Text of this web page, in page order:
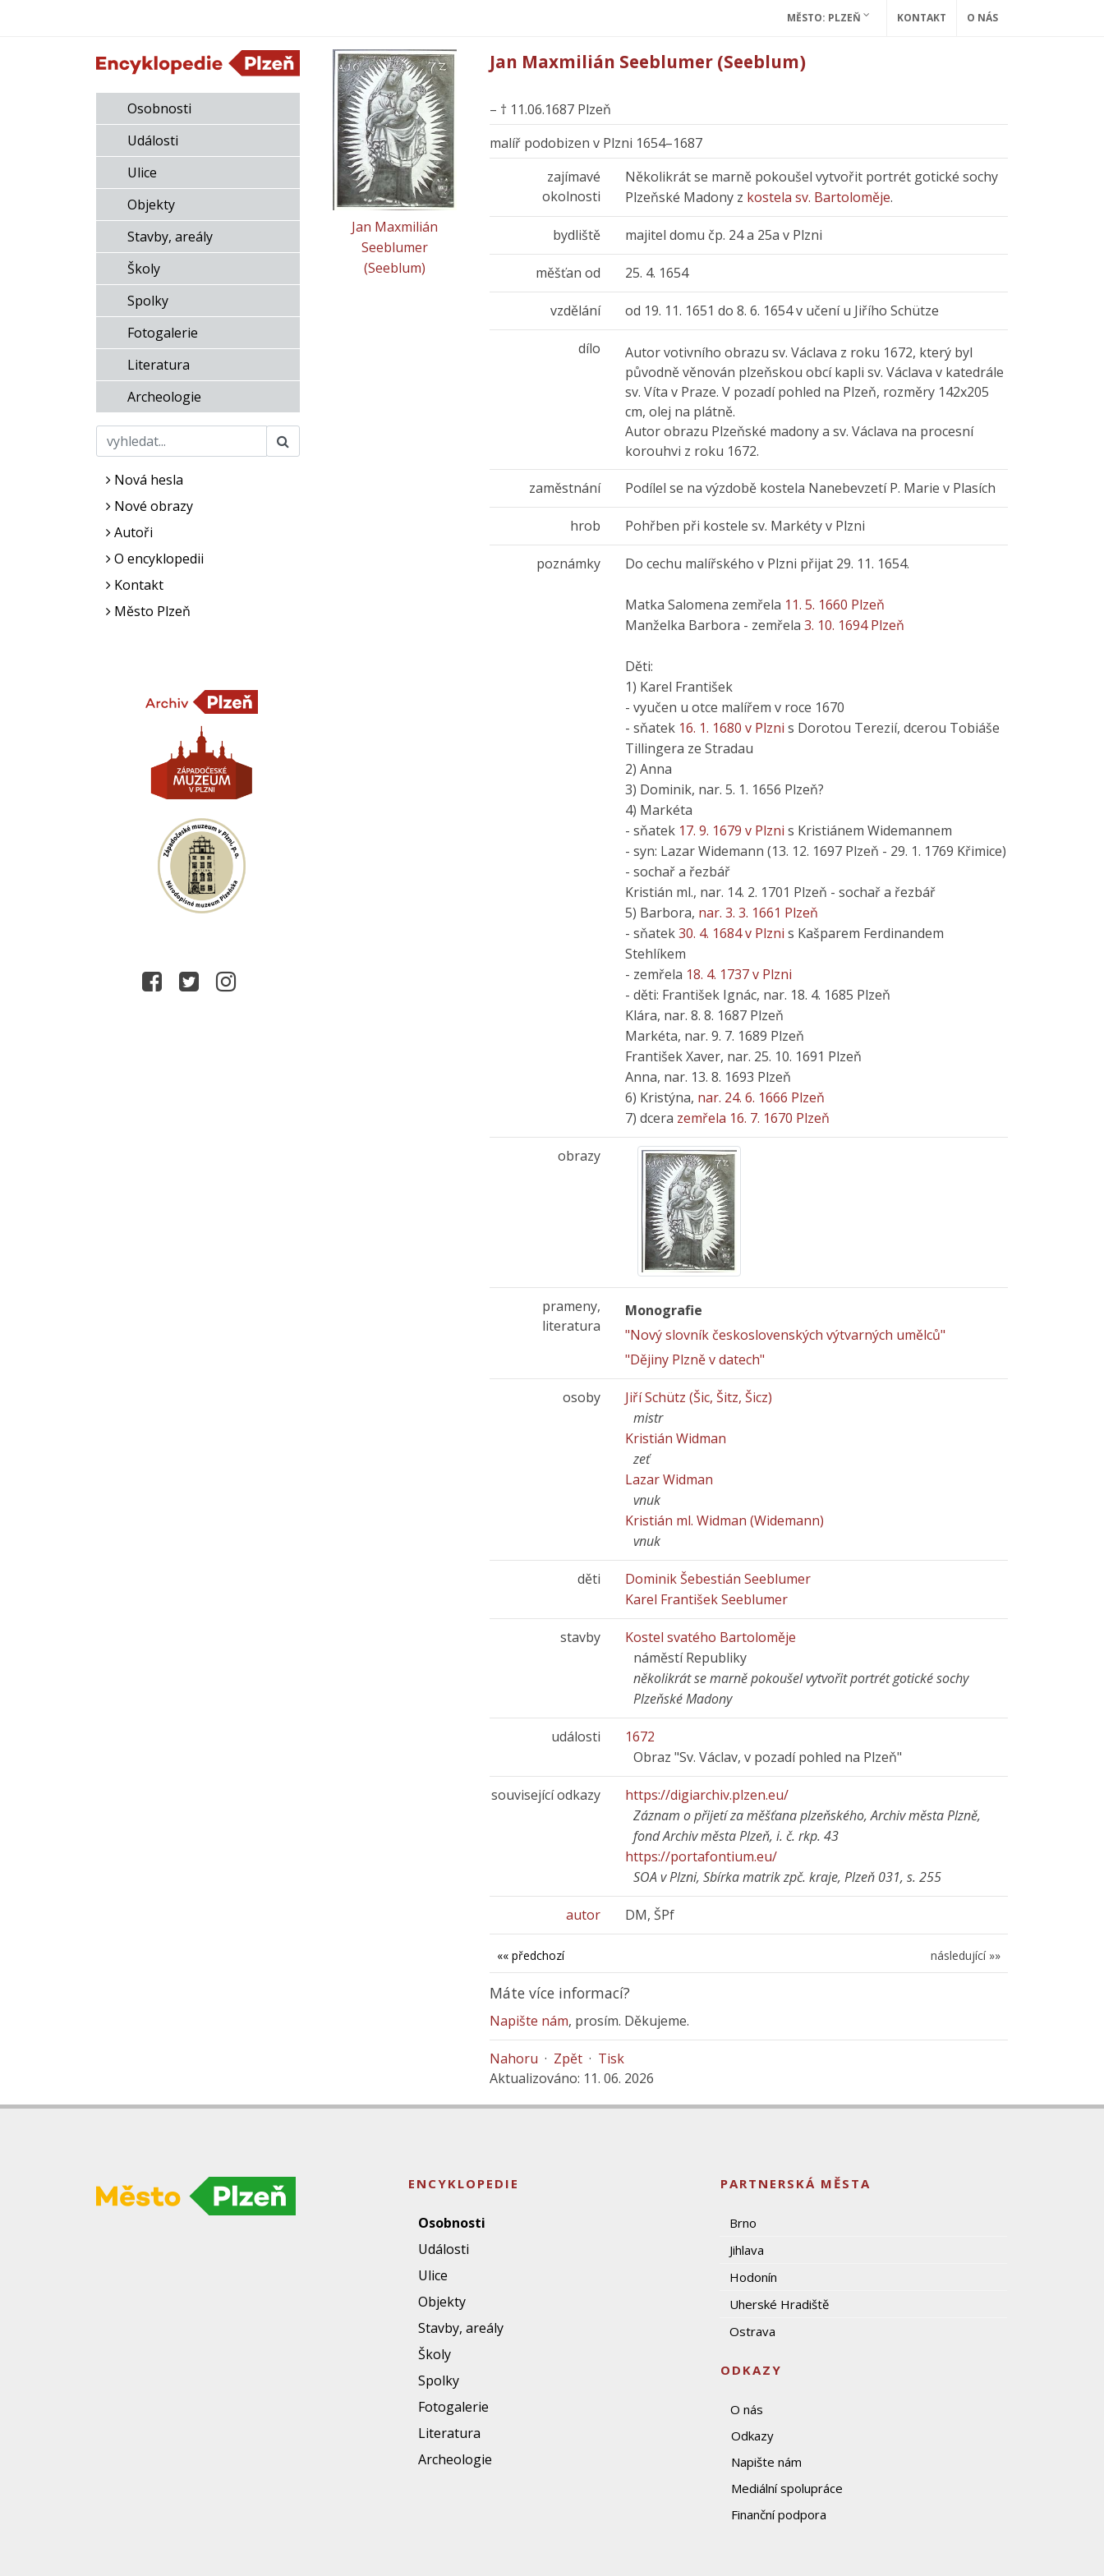
MĚSTO: PLZEŇ KONTAKT O NÁS
Osobnosti
Události
Ulice
Objekty
Stavby, areály
Školy
Spolky
Fotogalerie
Literatura
Archeologie
Nová hesla
Nové obrazy
Autoři
O encyklopedii
Kontakt
Město Plzeň
Jan Maxmilián
Seeblumer
(Seeblum)
Jan Maxmilián Seeblumer (Seeblum)
– † 11.06.1687 Plzeň
malíř podobizen v Plzni 1654–1687
zajímavé
okolnosti
Několikrát se marně pokoušel vytvořit portrét gotické sochy
Plzeňské Madony z kostela sv. Bartoloměje.
bydliště majitel domu čp. 24 a 25a v Plzni
měšťan od 25. 4. 1654
vzdělání od 19. 11. 1651 do 8. 6. 1654 v učení u Jiřího Schütze
dílo
Autor votivního obrazu sv. Václava z roku 1672, který byl
původně věnován plzeňskou obcí kapli sv. Václava v katedrále
sv. Víta v Praze. V pozadí pohled na Plzeň, rozměry 142x205
cm, olej na plátně.
Autor obrazu Plzeňské madony a sv. Václava na procesní
korouhvi z roku 1672.
zaměstnání Podílel se na výzdobě kostela Nanebevzetí P. Marie v Plasích
hrob Pohřben při kostele sv. Markéty v Plzni
poznámky Do cechu malířského v Plzni přijat 29. 11. 1654.
Matka Salomena zemřela 11. 5. 1660 Plzeň
Manželka Barbora - zemřela3. 10. 1694 Plzeň
Děti:
1) Karel František
- vyučen u otce malířem v roce 1670
- sňatek 16. 1. 1680 v Plzni s Dorotou Terezií, dcerou Tobiáše
Tillingera ze Stradau
2) Anna
3) Dominik, nar. 5. 1. 1656 Plzeň?
4) Markéta
- sňatek 17. 9. 1679 v Plzni s Kristiánem Widemannem
- syn: Lazar Widemann (13. 12. 1697 Plzeň - 29. 1. 1769 Křimice)
- sochař a řezbář
Kristián ml., nar. 14. 2. 1701 Plzeň - sochař a řezbář
5) Barbora, nar. 3. 3. 1661 Plzeň
- sňatek30. 4. 1684 v Plzni s Kašparem Ferdinandem
Stehlíkem
- zemřela 18. 4. 1737 v Plzni
- děti: František Ignác, nar. 18. 4. 1685 Plzeň
Klára, nar. 8. 8. 1687 Plzeň
Markéta, nar. 9. 7. 1689 Plzeň
František Xaver, nar. 25. 10. 1691 Plzeň
Anna, nar. 13. 8. 1693 Plzeň
6) Kristýna, nar. 24. 6. 1666 Plzeň
7) dcera zemřela 16. 7. 1670 Plzeň
obrazy
prameny,
literatura
Monografie
"Nový slovník československých výtvarných umělců"
"Dějiny Plzně v datech"
osoby
Jiří Schütz (Šic, Šitz, Šicz)
mistr
Kristián Widman
zeť
Lazar Widman
vnuk
Kristián ml. Widman (Widemann)
vnuk
děti
Dominik Šebestián Seeblumer
Karel František Seeblumer
stavby
Kostel svatého Bartoloměje
náměstí Republiky
několikrát se marně pokoušel vytvořit portrét gotické sochy
Plzeňské Madony
události
1672
Obraz "Sv. Václav, v pozadí pohled na Plzeň"
související odkazy
https://digiarchiv.plzen.eu/
Záznam o přijetí za měšťana plzeňského, Archiv města Plzně,
fond Archiv města Plzeň, i. č. rkp. 43
https://portafontium.eu/
SOA v Plzni, Sbírka matrik zpč. kraje, Plzeň 031, s. 255
autor DM, ŠPf
následující »»
«« předchozí
Máte více informací?
Napište nám, prosím. Děkujeme.
Nahoru · Zpět · Tisk
Aktualizováno: 11. 06. 2026
ENCYKLOPEDIE
Osobnosti
Události
Ulice
Objekty
Stavby, areály
Školy
Spolky
Fotogalerie
Literatura
Archeologie
PARTNERSKÁ MĚSTA
Brno
Jihlava
Hodonín
Uherské Hradiště
Ostrava
ODKAZY
O nás
Odkazy
Napište nám
Mediální spolupráce
Finanční podpora